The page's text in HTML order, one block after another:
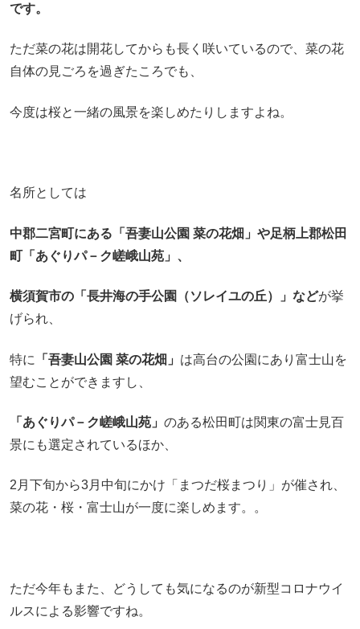
です。
ただ菜の花は開花してからも長く咲いているので、菜の花
自体の見ごろを過ぎたころでも、
今度は桜と一緒の風景を楽しめたりしますよね。
名所としては
中郡二宮町にある「吾妻山公園 菜の花畑」や足柄上郡松田
町「あぐりパ－ク嵯峨山苑」、
横須賀市の「長井海の手公園（ソレイユの丘）」などが挙
げられ、
特に 「吾妻山公園 菜の花畑」 は高台の公園にあり富士山を
望むことができますし、
「あぐりパ－ク嵯峨山苑」 のある松田町は関東の富士見百
景にも選定されているほか、
2月下旬から3月中旬にかけ「まつだ桜まつり」が催され、
菜の花・桜・富士山が一度に楽しめます。。
ただ今年もまた、どうしても気になるのが新型コロナウイ
ルスによる影響ですね。